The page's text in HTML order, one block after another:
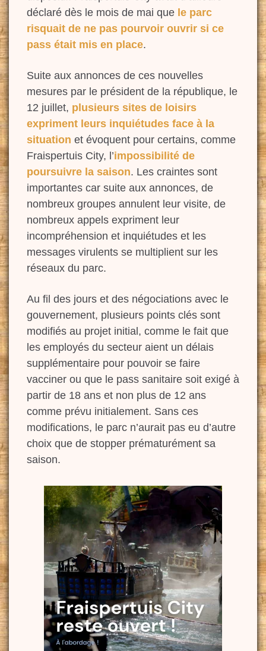
déclaré dès le mois de mai que le parc
risquait de ne pas pourvoir ouvrir si ce
pass était mis en place.
Suite aux annonces de ces nouvelles
mesures par le président de la république, le
12 juillet, plusieurs sites de loisirs
expriment leurs inquiétudes face à la
situation et évoquent pour certains, comme
Fraispertuis City, l’impossibilité de
poursuivre la saison. Les craintes sont
importantes car suite aux annonces, de
nombreux groupes annulent leur visite, de
nombreux appels expriment leur
incompréhension et inquiétudes et les
messages virulents se multiplient sur les
réseaux du parc.
Au fil des jours et des négociations avec le
gouvernement, plusieurs points clés sont
modifiés au projet initial, comme le fait que
les employés du secteur aient un délais
supplémentaire pour pouvoir se faire
vacciner ou que le pass sanitaire soit exigé à
partir de 18 ans et non plus de 12 ans
comme prévu initialement. Sans ces
modifications, le parc n’aurait pas eu d’autre
choix que de stopper prématurément sa
saison.